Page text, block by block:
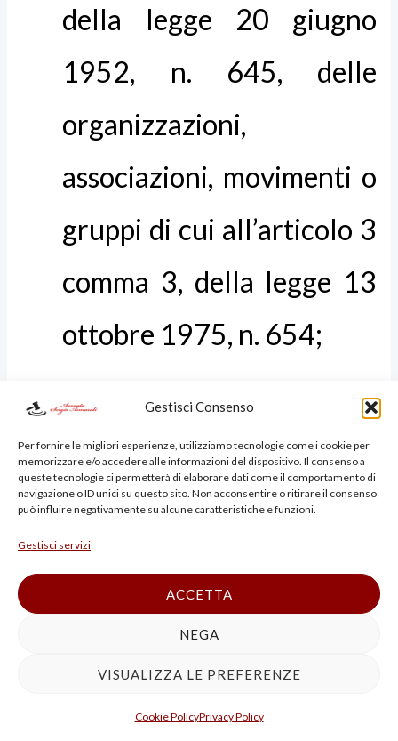
Gestisci Consenso
Per fornire le migliori esperienze, utilizziamo tecnologie come i cookie per
memorizzare e/o accedere alle informazioni del dispositivo. Il consenso a
queste tecnologie ci permetterà di elaborare dati come il comportamento di
navigazione o ID unici su questo sito. Non acconsentire o ritirare il consenso
può influire negativamente su alcune caratteristiche e funzioni.
Gestisci servizi
ACCETTA
NEGA
VISUALIZZA LE PREFERENZE
Cookie PolicyPrivacy Policy
della legge 20 giugno
1952, n. 645, delle
organizzazioni,
associazioni, movimenti o
gruppi di cui all’articolo 3
comma 3, della legge 13
ottobre 1975, n. 654;
l-bis) delitti di
partecipazione, promozione,
direzione ed organizzazione
della associazione di tipo
mafioso prevista
dall’articolo 416 bis del
codice penale;